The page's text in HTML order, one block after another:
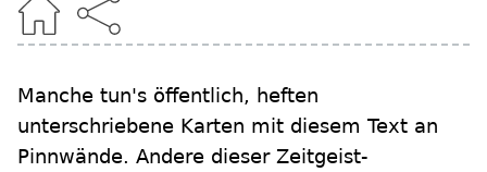
Manche tun's öffentlich, heften
unterschriebene Karten mit diesem Text an
Pinnwände. Andere dieser Zeitgeist-